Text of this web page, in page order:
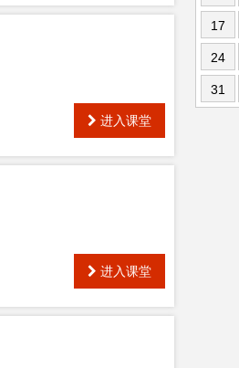
进入课堂
进入课堂
17
24
31